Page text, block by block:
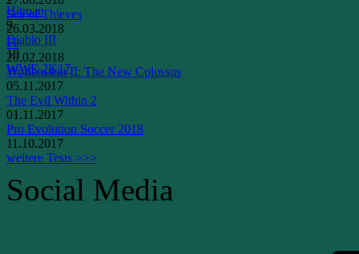
Hitman
9
Diablo III
10
WWE 2K17
Sea of Thieves
26.03.2018
Fe
20.02.2018
Wolfenstein II: The New Colossus
05.11.2017
The Evil Within 2
01.11.2017
Pro Evolution Soccer 2018
11.10.2017
weitere Tests >>>
Social Media